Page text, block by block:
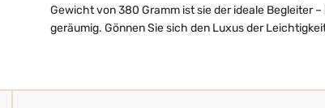
Gewicht von 380 Gramm ist sie der ideale Begleiter
geräumig. Gönnen Sie sich den Luxus der